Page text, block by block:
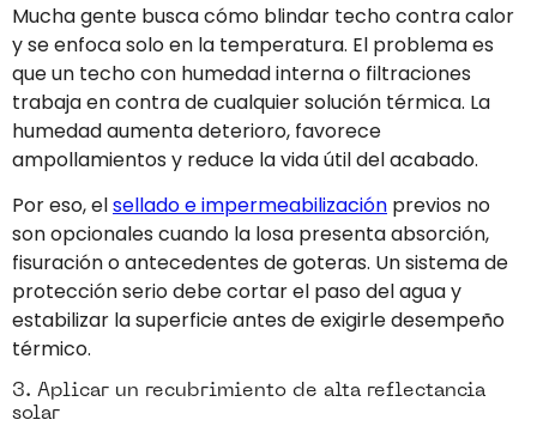
Mucha gente busca cómo blindar techo contra calor
y se enfoca solo en la temperatura. El problema es
que un techo con humedad interna o filtraciones
trabaja en contra de cualquier solución térmica. La
humedad aumenta deterioro, favorece
ampollamientos y reduce la vida útil del acabado.
Por eso, elsellado e impermeabilización previos no
son opcionales cuando la losa presenta absorción,
fisuración o antecedentes de goteras. Un sistema de
protección serio debe cortar el paso del agua y
estabilizar la superficie antes de exigirle desempeño
térmico.
3. Aplicar un recubrimiento de alta reflectancia
solar